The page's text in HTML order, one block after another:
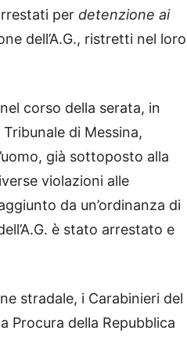
per detenzione ai
dell’A.G., ristretti nel loro
corso della serata, in
di Messina,
già sottoposto alla
violazioni alle
da un’ordinanza di
è stato arrestato e
stradale, i Carabinieri del
Procura della Repubblica